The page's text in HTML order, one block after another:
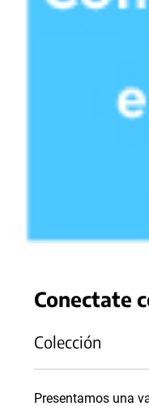
Conectate
Colección
Presentamos una